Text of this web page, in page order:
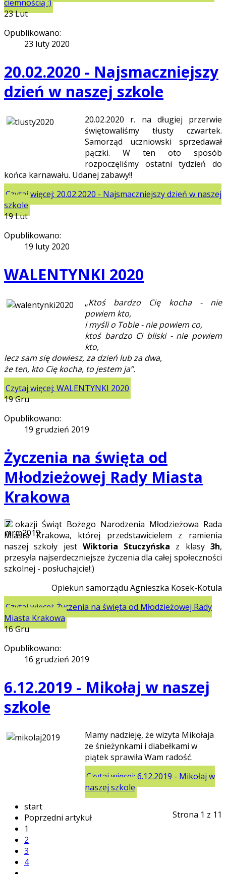
ciemnością :)
23Lut
Opublikowano:
23 luty 2020
20.02.2020 - Najsmaczniejszy
dzień w naszej szkole
20.02.2020 r. na długiej przerwie
świętowaliśmy tłusty czwartek.
Samorząd uczniowski sprzedawał
pączki. W ten oto sposób
rozpoczęliśmy ostatni tydzień do
końca karnawału. Udanej zabawy!!
Czytaj więcej: 20.02.2020 - Najsmaczniejszy dzień w naszej
szkole
19Lut
Opublikowano:
19 luty 2020
WALENTYNKI 2020
„Ktoś bardzo Cię kocha - nie
powiem kto,
i myśli o Tobie - nie powiem co,
ktoś bardzo Ci bliski - nie powiem
kto,
lecz sam się dowiesz, za dzień lub za dwa,
że ten, kto Cię kocha, to jestem ja”.
Czytaj więcej: WALENTYNKI 2020
19Gru
Opublikowano:
19 grudzień 2019
Życzenia na święta od
Młodzieżowej Rady Miasta
Krakowa
Z okazji Świąt Bożego Narodzenia Młodzieżowa Rada
Miasta Krakowa, której przedstawicielem z ramienia
naszej szkoły jest Wiktoria Stuczyńska z klasy3h,
przesyła najserdeczniejsze życzenia dla całej społeczności
szkolnej - posłuchajcie!:)
Opiekun samorządu Agnieszka Kosek-Kotula
Czytaj więcej: Życzenia na święta od Młodzieżowej Rady
Miasta Krakowa
16Gru
Opublikowano:
16 grudzień 2019
6.12.2019 - Mikołaj w naszej
szkole
Mamy nadzieję, że wizyta Mikołaja
ze śnieżynkami i diabełkami w
piątek sprawiła Wam radość.
Czytaj więcej: 6.12.2019 - Mikołaj w
naszej szkole
Strona 1 z 11
start
Poprzedni artykuł
1
2
3
4